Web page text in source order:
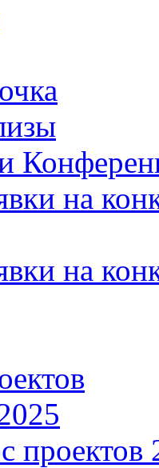
на
на
проектов